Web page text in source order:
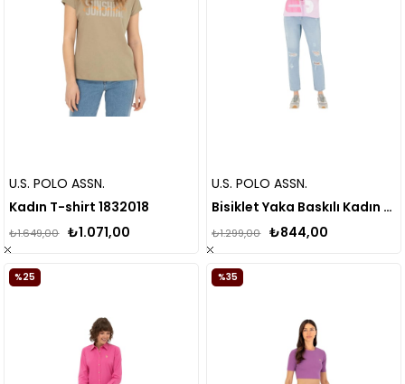
U.S. POLO ASSN.
Kadın T-shirt 1832018
₺1.071,00
₺1.649,00
U.S. POLO ASSN.
Bisiklet Yaka Baskılı Kadın T-shirt
₺844,00
₺1.299,00
%25 %35